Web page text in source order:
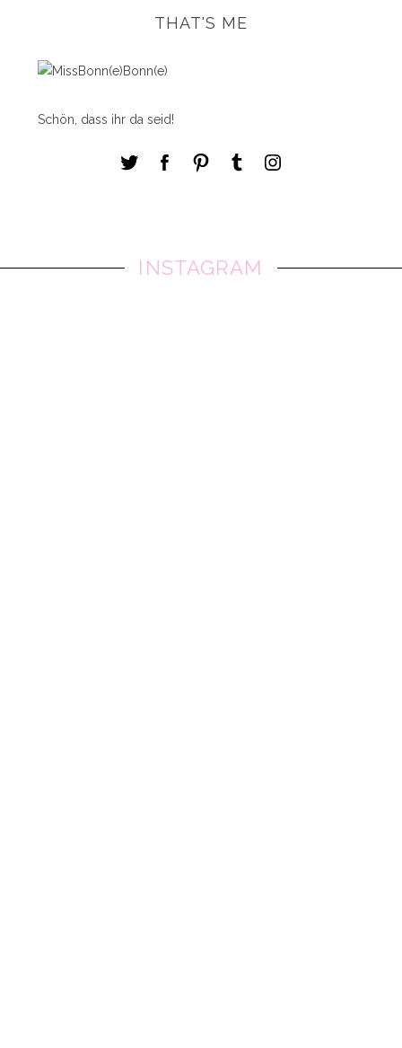
THAT'S ME
Schön, dass ihr da seid!
INSTAGRAM